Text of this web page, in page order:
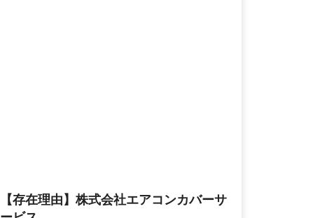
【存在理由】株式会社エアコンカバーサ